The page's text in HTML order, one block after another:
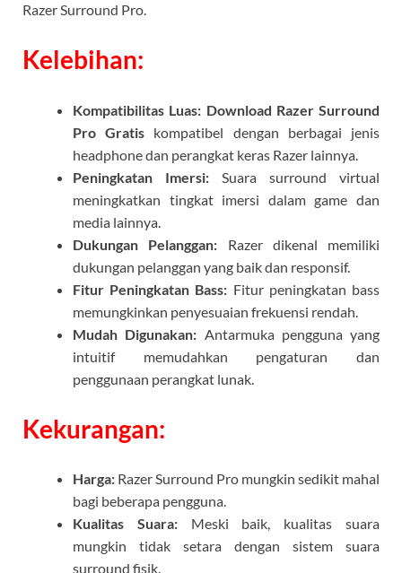
Razer Surround Pro.
Kelebihan:
Kompatibilitas Luas: Download Razer Surround
Pro Gratis kompatibel dengan berbagai jenis
headphone dan perangkat keras Razer lainnya.
Peningkatan Imersi: Suara surround virtual
meningkatkan tingkat imersi dalam game dan
media lainnya.
Dukungan Pelanggan: Razer dikenal memiliki
dukungan pelanggan yang baik dan responsif.
Fitur Peningkatan Bass: Fitur peningkatan bass
memungkinkan penyesuaian frekuensi rendah.
Mudah Digunakan: Antarmuka pengguna yang
intuitif memudahkan pengaturan dan
penggunaan perangkat lunak.
Kekurangan:
Harga: Razer Surround Pro mungkin sedikit mahal
bagi beberapa pengguna.
Kualitas Suara:Meski baik, kualitas suara
mungkin tidak setara dengan sistem suara
surround fisik.